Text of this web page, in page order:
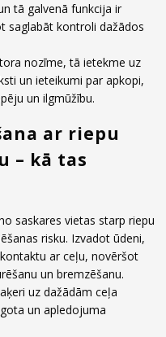
tā galvenā funkcija ir
saglabāt kontroli dažādos
nozīme, tā ietekme uz
un ieteikumi par apkopi,
un ilgmūžību.
ar riepu
– kā tas
saskares vietas starp riepu
risku. Izvadot ūdeni,
ar ceļu, novēršot
un bremzēšanu.
uz dažādām ceļa
un apledojuma